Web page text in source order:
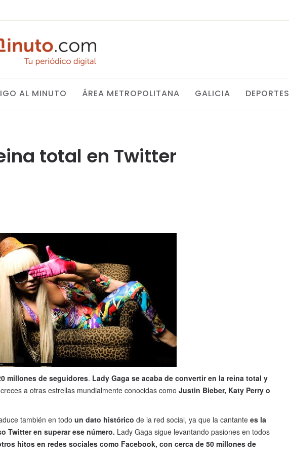
AL MINUTO ÁREA METROPOLITANA GALICIA DEPORTES
total en Twitter
millones de seguidores. Lady Gaga se acaba de convertir en la reina total y
a otras estrellas mundialmente conocidas como Justin Bieber, Katy Perry o
también en todo un dato histórico de la red social, ya que la cantante es la
Twitter en superar ese número. Lady Gaga sigue levantando pasiones en todos
hitos en redes sociales como Facebook, con cerca de 50 millones de